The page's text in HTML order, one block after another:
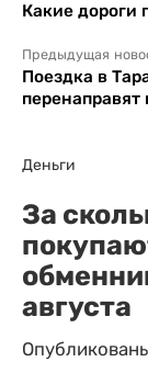
Какие дороги
Предыдущая
Поездка в
перенаправят
Деньги
За
августа